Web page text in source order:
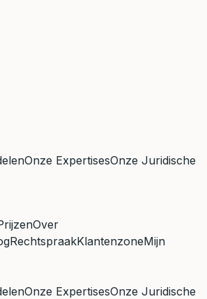
Onze ExpertisesOnze Juridische
Over
RechtspraakKlantenzoneMijn
Onze ExpertisesOnze Juridische